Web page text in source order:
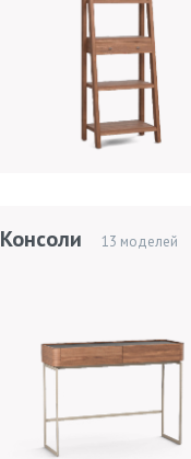
Консоли 13 моделей